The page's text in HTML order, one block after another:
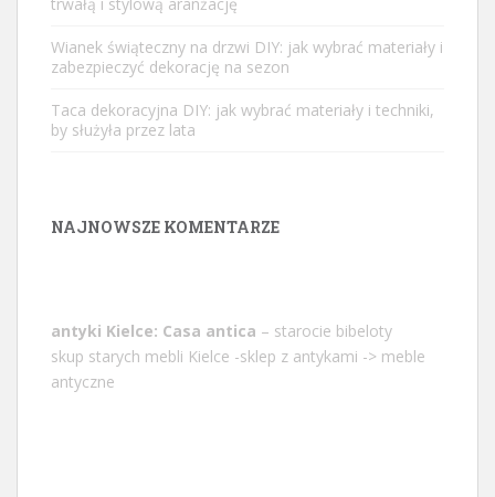
Wianek świąteczny na drzwi DIY: jak wybrać materiały i
zabezpieczyć dekorację na sezon
Taca dekoracyjna DIY: jak wybrać materiały i techniki,
by służyła przez lata
NAJNOWSZE KOMENTARZE
antyki Kielce: Casa antica – starocie bibeloty
skup starych mebli Kielce -sklep z antykami -> meble
antyczne